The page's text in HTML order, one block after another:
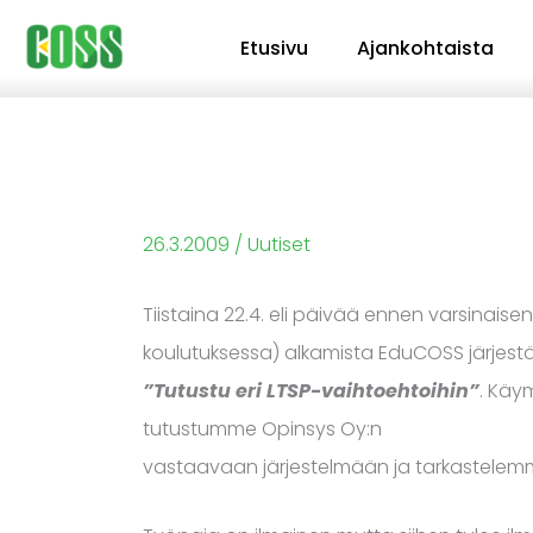
Siirry
sisältöön
Etusivu Ajankohtaista
26.3.2009 / Uutiset
Tiistaina 22.4. eli päivää ennen
koulutuksessa) alkamista EduCOSS
”Tutustu eri LTSP-vaihtoehtoihin”.
tutustumme Opinsys Oy:n
vastaavaan järjestelmään ja